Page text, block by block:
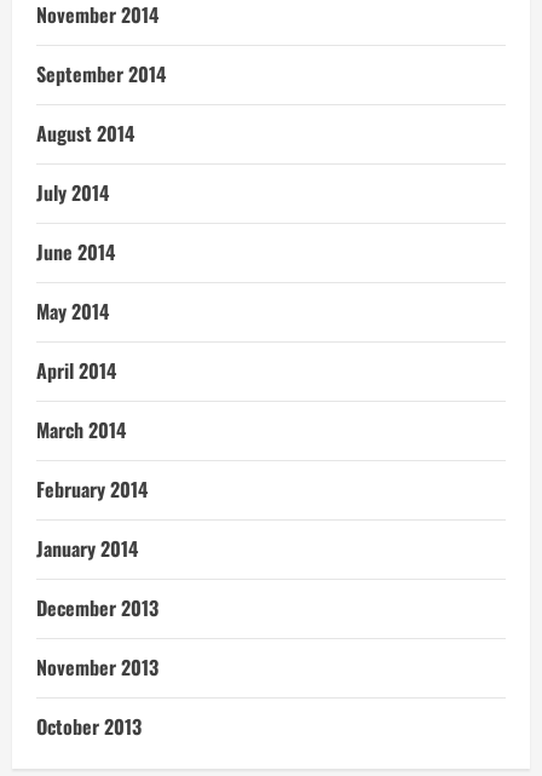
November 2014
September 2014
August 2014
July 2014
June 2014
May 2014
April 2014
March 2014
February 2014
January 2014
December 2013
November 2013
October 2013